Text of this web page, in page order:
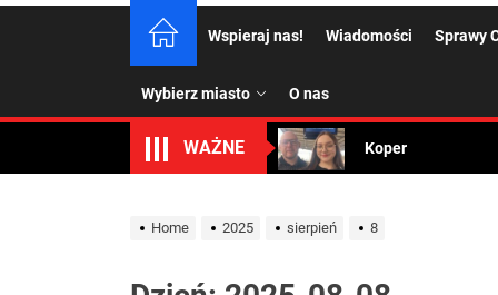
Wspieraj nas! Wiadomości Sprawy
Wybierz miasto O nas
WAŻNE
Dość
Koper
Home 2025 sierpień 8